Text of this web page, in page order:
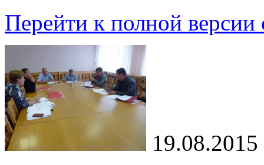
Перейти к полной версии
19.08.2015